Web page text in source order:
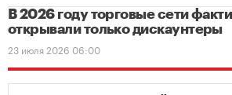
В 2026 году торговые сети
открывали только дискаунтеры
23 июля 2026 06:00